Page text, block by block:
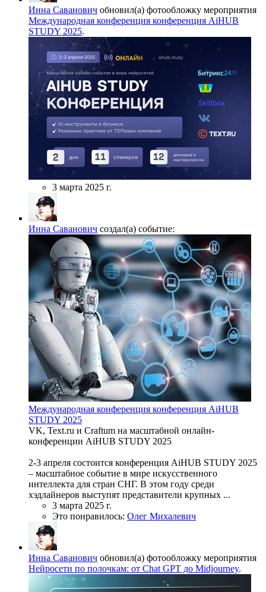
Инна Саванович обновил(а) фотообложку мероприятия
Международная конференция конференция AiHUB
STUDY 2025.
3 марта 2025 г.
Инна Саванович создал(а) событие:
Международная конференция конференция AiHUB
STUDY 2025
VK, Text.ru и Craftum на масштабной онлайн-
конференции AiHUB STUDY 2025
2-3 апреля состоится конференция AiHUB STUDY 2025
– масштабное событие в мире искусственного
интеллекта для стран СНГ. В этом году среди
хэдлайнеров выступят представители крупных ...
3 марта 2025 г.
Это понравилось: Олег Михалевич
Инна Саванович обновил(а) фотообложку мероприятия
Нейросети по полочкам: от Chat GPT до Midjourney.